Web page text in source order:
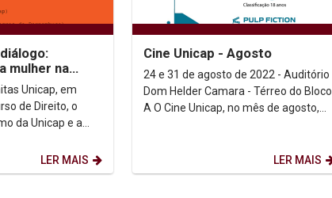
mulher na
Unicap, em
de Direito, o
da Unicap e a
LER MAIS
Cine Unicap - Agosto
24 e 31 de agosto de 2022 - Auditório
Dom Helder Camara - Térreo do Bloco
A O Cine Unicap, no mês de agosto,
LER MAIS